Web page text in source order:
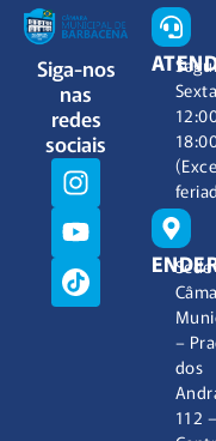
Siga-nos
nas
redes
sociais
–
dos
112 –